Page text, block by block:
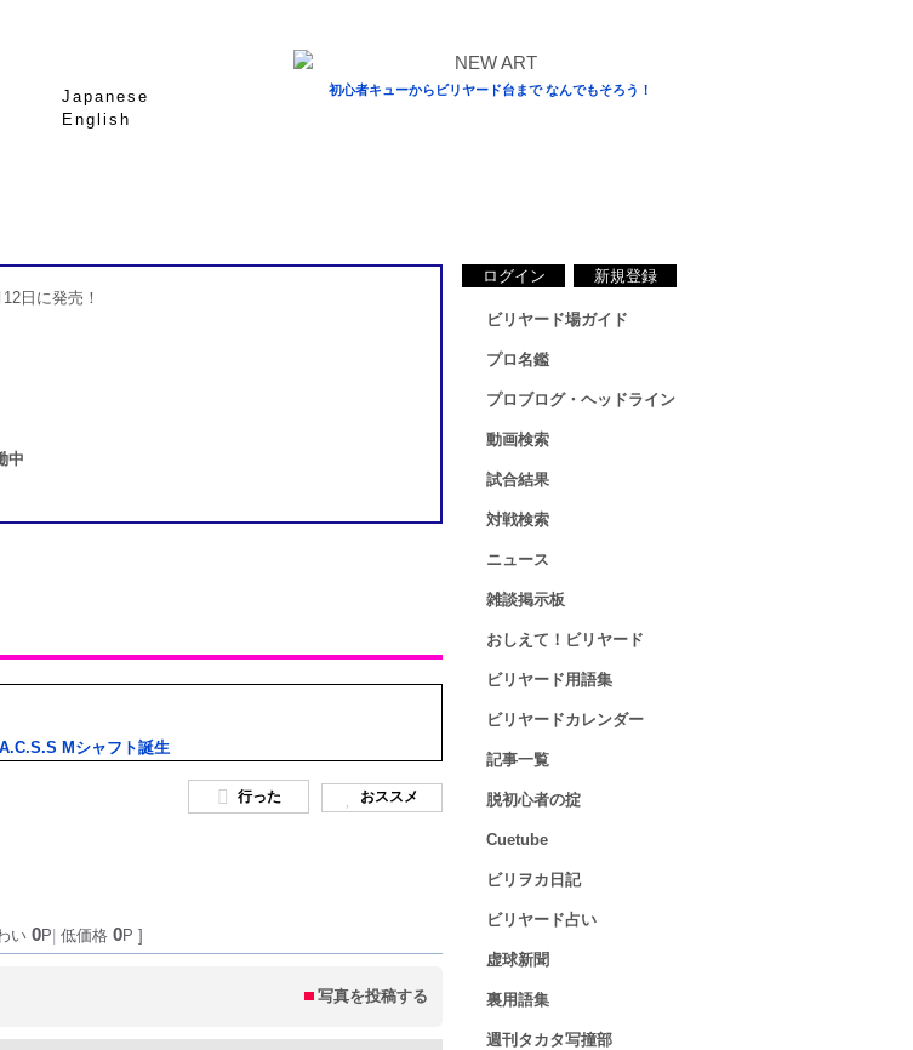
Japanese
English
初心者キューからビリヤード台まで なんでもそろう！
日に発売！
中
Mシャフト誕生
行った おススメ
い 0P| 低価格 0P ]
写真を投稿する
ログイン 新規登録
ビリヤード場ガイド
プロ名鑑
プロブログ・ヘッドライン
動画検索
試合結果
対戦検索
ニュース
雑談掲示板
おしえて！ビリヤード
ビリヤード用語集
ビリヤードカレンダー
記事一覧
脱初心者の掟
Cuetube
ビリヲカ日記
ビリヤード占い
虚球新聞
裏用語集
週刊タカタ写撞部